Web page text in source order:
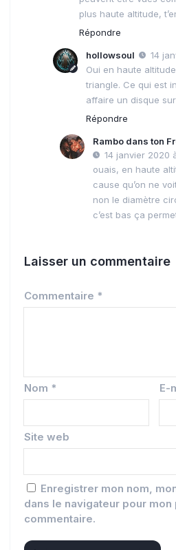
plus haute altitude,
Répondre
hollowsoul
14
Oui en haute
triangle. Ce qui est
affaire un disque
Répondre
Rambo dans ton
14 janvier 2020
ouais, en haute
cause qu’on ne
non le diamètre
c’est bas ça
Laisser un commentaire
Commentaire *
Nom * E-
Site web
Enregistrer mon nom,
dans le navigateur pour mon
commentaire.